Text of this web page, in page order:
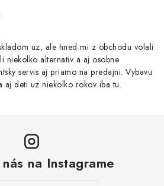
uz, ale hned mi z obchodu volali
niekolko alternativ a aj osobne
servis aj priamo na predajni. Vybavu
aj deti uz niekolko rokov iba tu.
na Instagrame